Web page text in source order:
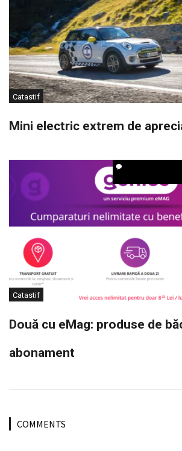
Catastif
Mini electric extrem de
Catastif
Două cu eMag: produse de
abonament
COMMENTS